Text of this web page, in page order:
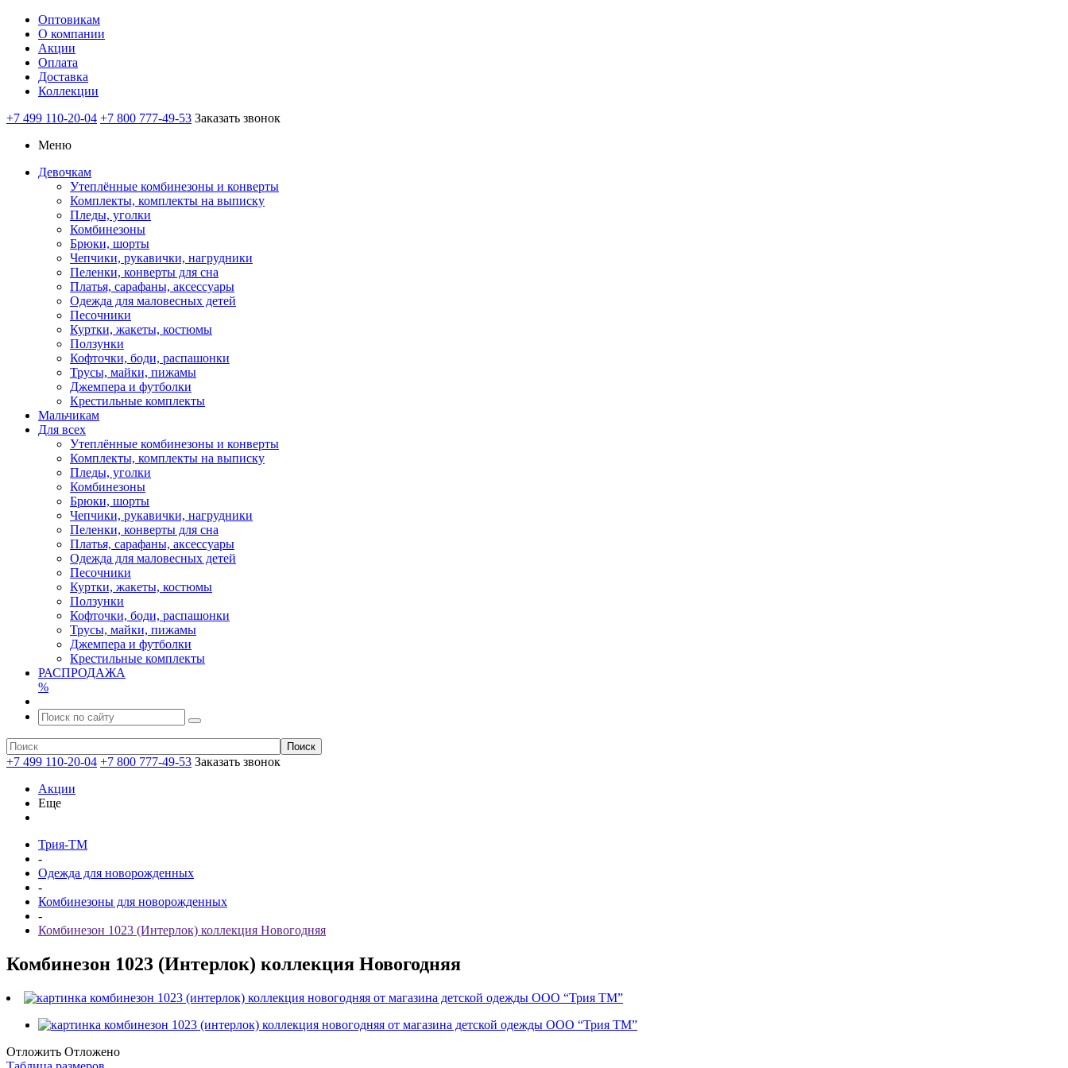
Оптовикам
О компании
Акции
Оплата
Доставка
Коллекции
+7 499 110-20-04 +7 800 777-49-53 Заказать звонок
Меню
Девочкам
Утеплённые комбинезоны и конверты
Комплекты, комплекты на выписку
Пледы, уголки
Комбинезоны
Брюки, шорты
Чепчики, рукавички, нагрудники
Пеленки, конверты для сна
Платья, сарафаны, аксессуары
Одежда для маловесных детей
Песочники
Куртки, жакеты, костюмы
Ползунки
Кофточки, боди, распашонки
Трусы, майки, пижамы
Джемпера и футболки
Крестильные комплекты
Мальчикам
Для всех
Утеплённые комбинезоны и конверты
Комплекты, комплекты на выписку
Пледы, уголки
Комбинезоны
Брюки, шорты
Чепчики, рукавички, нагрудники
Пеленки, конверты для сна
Платья, сарафаны, аксессуары
Одежда для маловесных детей
Песочники
Куртки, жакеты, костюмы
Ползунки
Кофточки, боди, распашонки
Трусы, майки, пижамы
Джемпера и футболки
Крестильные комплекты
РАСПРОДАЖА
%
+7 499 110-20-04 +7 800 777-49-53 Заказать звонок
Акции
Еще
Трия-ТМ
-
Одежда для новорожденных
-
Комбинезоны для новорожденных
-
Комбинезон 1023 (Интерлок) коллекция Новогодняя
Комбинезон 1023 (Интерлок) коллекция Новогодняя
Отложить Отложено